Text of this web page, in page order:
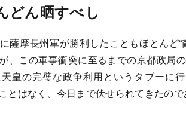
どん晒すべし
薩摩長州軍が勝利したこともほとんど“
、この軍事衝突に至るまでの京都政局
皇の完璧な政争利用というタブーに
とはなく、今日まで伏せられてきたので